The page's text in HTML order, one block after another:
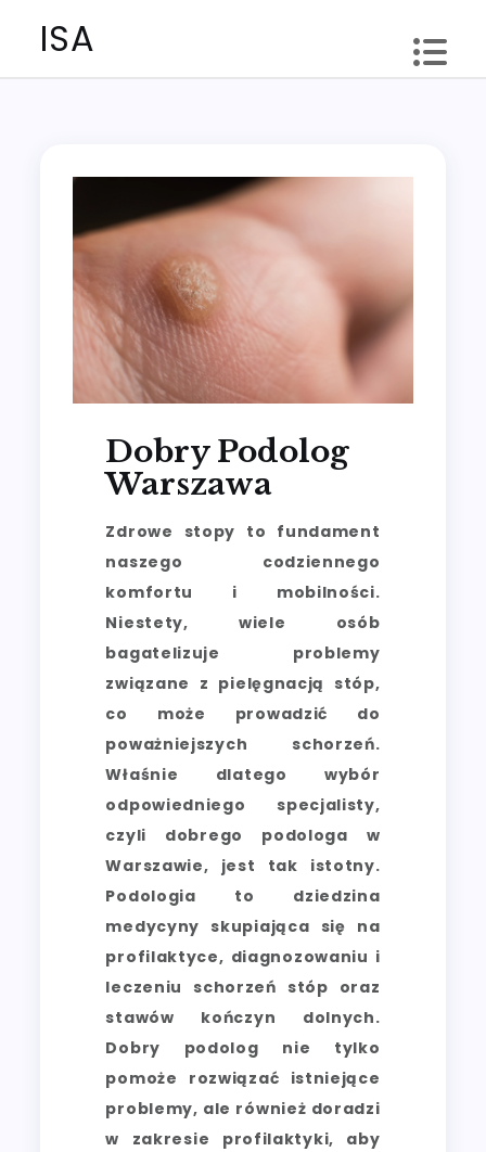
ISA
Dobry Podolog
Warszawa
Zdrowe stopy to fundament
naszego codziennego
komfortu i mobilności.
Niestety, wiele osób
bagatelizuje problemy
związane z pielęgnacją stóp,
co może prowadzić do
poważniejszych schorzeń.
Właśnie dlatego wybór
odpowiedniego specjalisty,
czyli dobrego podologa w
Warszawie, jest tak istotny.
Podologia to dziedzina
medycyny skupiająca się na
profilaktyce, diagnozowaniu i
leczeniu schorzeń stóp oraz
stawów kończyn dolnych.
Dobry podolog nie tylko
pomoże rozwiązać istniejące
problemy, ale również doradzi
w zakresie profilaktyki, aby